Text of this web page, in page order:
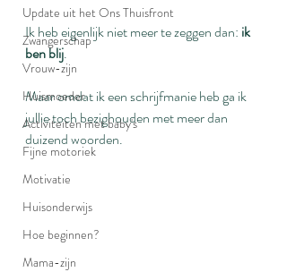
Update uit het Ons Thuisfront
Zwangerschap
Vrouw-zijn
Huismoeder
Activiteiten met baby's
Fijne motoriek
Motivatie
Huisonderwijs
Hoe beginnen?
Mama-zijn
Ik heb eigenlijk niet meer te zeggen dan: ik
ben blij.
Maar omdat ik een schrijfmanie heb ga ik
jullie toch bezighouden met meer dan
duizend woorden.